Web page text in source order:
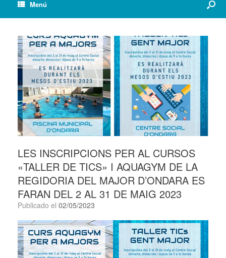
Menú
LES INSCRIPCIONS PER AL CURSOS
«TALLER DE TICS» I AQUAGYM DE LA
REGIDORIA DEL MAJOR D’ONDARA ES
FARAN DEL 2 AL 31 DE MAIG 2023
Publicado el 02/05/2023